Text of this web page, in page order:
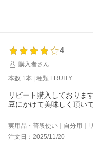
4
購入者さん
本数:1本 | 種類:FRUITY
リピート購入しておりま
豆にかけて美味しく頂い
実用品・普段使い｜自分用｜
注文日：2025/11/20